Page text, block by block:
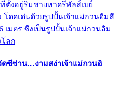
ตั้งอยู่ริมชายหาดรีพัลส์เบย์
โดดเด่นด้วยรูปปั้นเจ้าแม่กวนอิมสี
เมตร ซึ่งเป็นรูปปั้นเจ้าแม่กวนอิม
ลก
วัดซีซ่าน…งามสง่าเจ้าแม่กวนอิ